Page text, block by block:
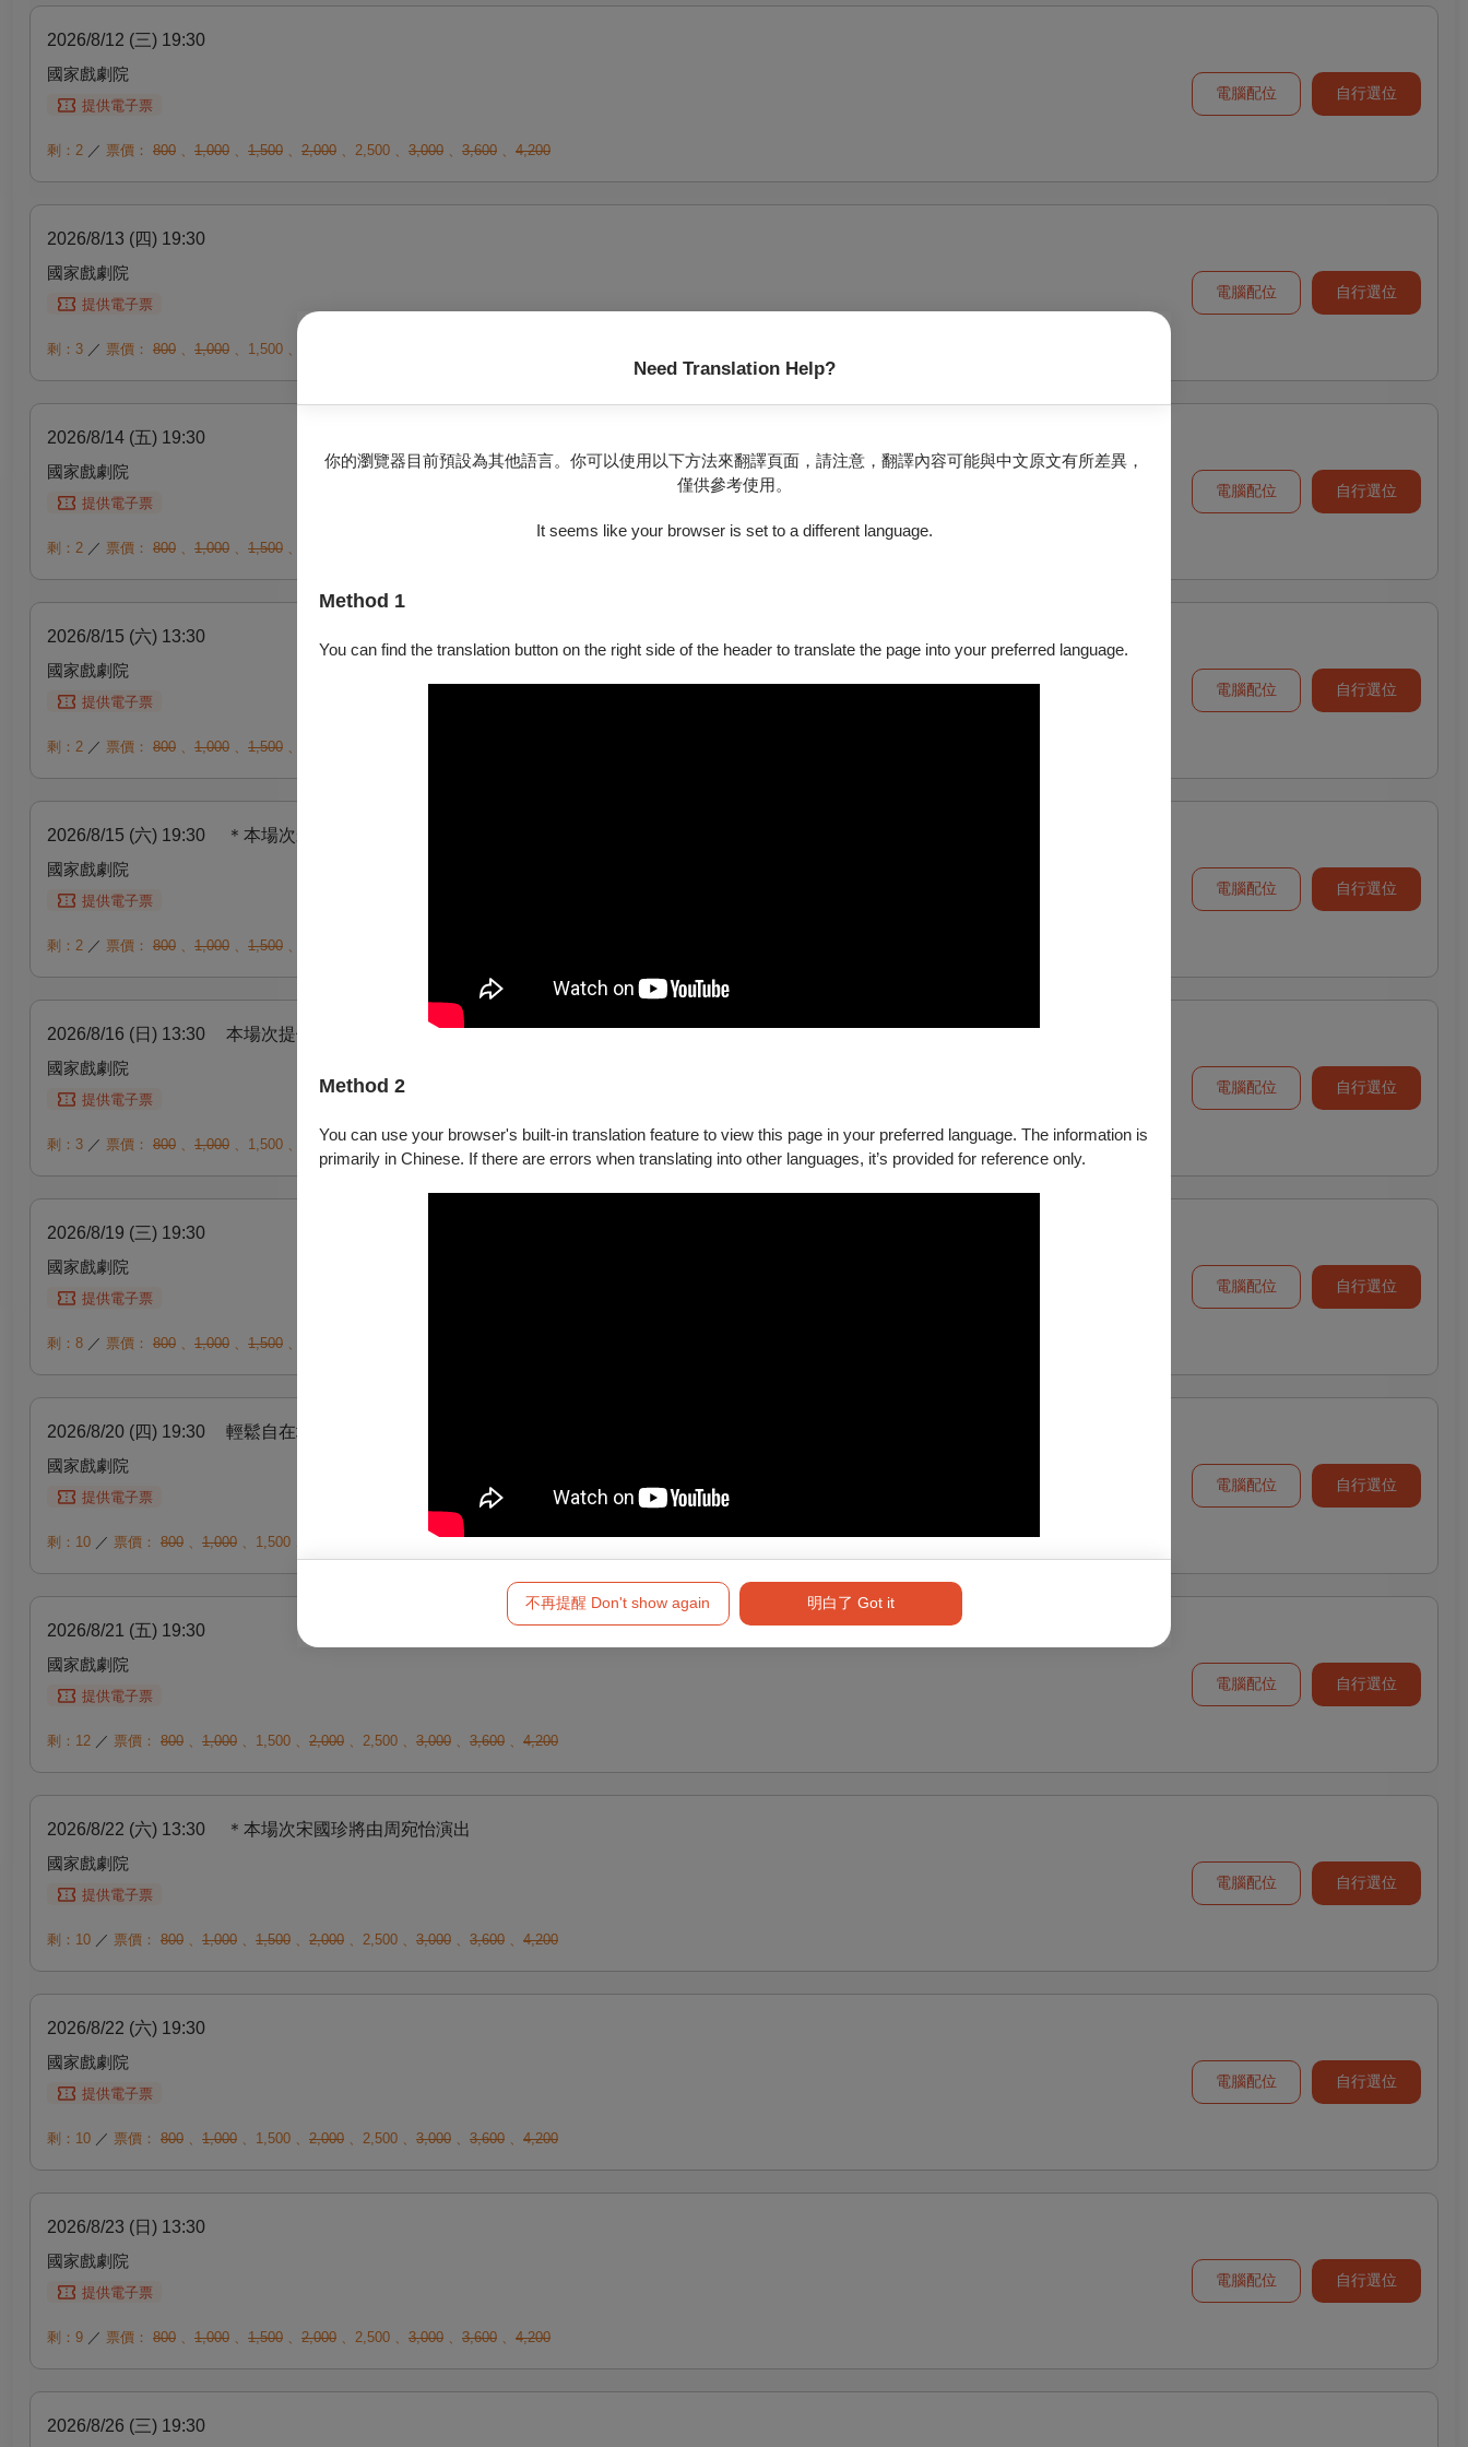
Need Translation Help?
你的瀏覽器目前預設為其他語言。你可以使用以下方法來翻譯頁面，請注意，翻譯內容可能與中文原文有所差異，
僅供參考使用。
It seems like your browser is set to a different language.
Method 1
You can find the translation button on the right side of the header to translate the page into your preferred language.
Method 2
You can use your browser's built-in translation feature to view this page in your preferred language. The information is
primarily in Chinese. If there are errors when translating into other languages, it’s provided for reference only.
不再提醒 Don't show again 明白了 Got it
2026/8/12 (三) 19:30
國家戲劇院
提供電子票
剩：2 ／ 票價： 800 、 1,000 、 1,500 、 2,000 、 2,500 、 3,000 、 3,600 、 4,200
電腦配位 自行選位
2026/8/13 (四) 19:30
國家戲劇院
提供電子票
剩：3 ／ 票價： 800 、 1,000 、 1,500 、
電腦配位 自行選位
2026/8/14 (五) 19:30
國家戲劇院
提供電子票
剩：2 ／ 票價： 800 、 1,000 、 1,500 、
電腦配位 自行選位
2026/8/15 (六) 13:30
國家戲劇院
提供電子票
剩：2 ／ 票價： 800 、 1,000 、 1,500 、
電腦配位 自行選位
2026/8/15 (六) 19:30
＊本場次宋國珍將由周宛怡演出
國家戲劇院
提供電子票
剩：2 ／ 票價： 800 、 1,000 、 1,500 、
電腦配位 自行選位
2026/8/16 (日) 13:30
本場次提供口述影像服務
國家戲劇院
提供電子票
剩：3 ／ 票價： 800 、 1,000 、 1,500 、 2,000、2,500、 3,000 、 3,600、4,200
電腦配位 自行選位
2026/8/19 (三) 19:30
國家戲劇院
提供電子票
剩：8 ／ 票價： 800 、 1,000 、 1,500 、
電腦配位 自行選位
2026/8/20 (四) 19:30
輕鬆自在場
國家戲劇院
提供電子票
剩：10 ／ 票價： 800 、 1,000 、 1,500 、 3,000、3,600、4,200
電腦配位 自行選位
2026/8/21 (五) 19:30
國家戲劇院
提供電子票
剩：12 ／ 票價： 800 、 1,000 、 1,500 、 2,000 、 2,500 、 3,000 、 3,600 、 4,200
電腦配位 自行選位
2026/8/22 (六) 13:30
＊本場次宋國珍將由周宛怡演出
國家戲劇院
提供電子票
剩：10 ／ 票價： 800 、 1,000 、 1,500 、 2,000 、 2,500 、 3,000 、 3,600 、 4,200
電腦配位 自行選位
2026/8/22 (六) 19:30
國家戲劇院
提供電子票
剩：10 ／ 票價： 800 、 1,000 、 1,500 、 2,000 、 2,500 、 3,000 、 3,600 、 4,200
電腦配位 自行選位
2026/8/23 (日) 13:30
國家戲劇院
提供電子票
剩：9 ／ 票價： 800 、 1,000 、 1,500 、 2,000 、 2,500 、 3,000 、 3,600 、 4,200
電腦配位 自行選位
2026/8/26 (三) 19:30